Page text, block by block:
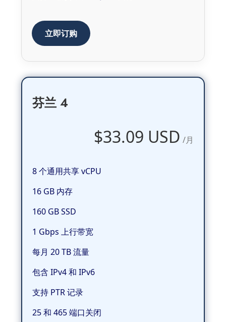
立即订购
芬兰 4
$33.09 USD /月
8 个通用共享 vCPU
16 GB 内存
160 GB SSD
1 Gbps 上行带宽
每月 20 TB 流量
包含 IPv4 和 IPv6
支持 PTR 记录
25 和 465 端口关闭